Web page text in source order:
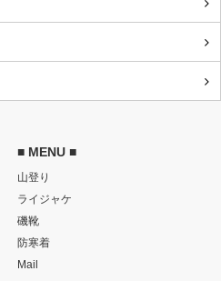
■ MENU ■
山登り
ライジャケ
磯靴
防寒着
Mail